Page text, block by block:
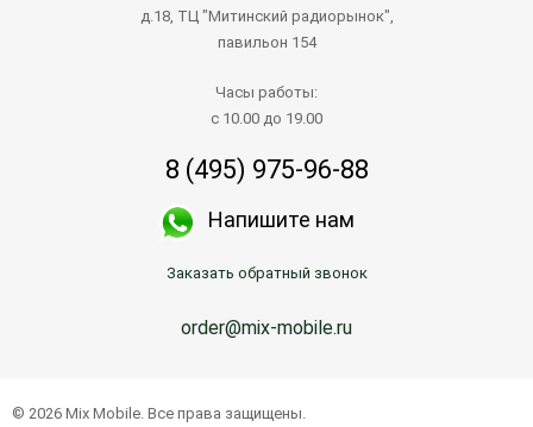
д.18, ТЦ "Митинский радиорынок",
павильон 154
Часы работы:
с 10.00 до 19.00
8 (495) 975-96-88
Напишите нам
Заказать обратный звонок
order@mix-mobile.ru
© 2026 Mix Mobile. Все права защищены.